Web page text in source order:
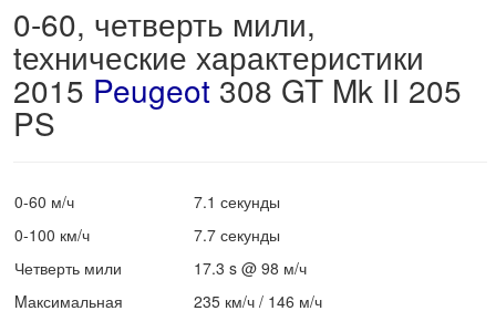
0-60, четверть мили,
tехнические характеристики
2015 Peugeot 308 GT Mk II 205
PS
0-60 м/ч
7.1 секунды
0-100 км/ч
7.7 секунды
Четверть мили
17.3 s @ 98 м/ч
Mаксимальная
235 км/ч / 146 м/ч